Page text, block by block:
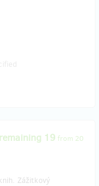
remaining 19 from 20
Zážitkový